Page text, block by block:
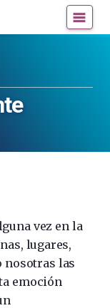
vez en la
lugares,
nosotras las
emoción